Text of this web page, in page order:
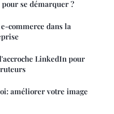
se démarquer ?
commerce dans la
LinkedIn pour
améliorer votre image